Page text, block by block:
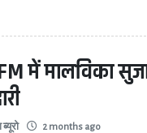
में मालविका
2 months ago